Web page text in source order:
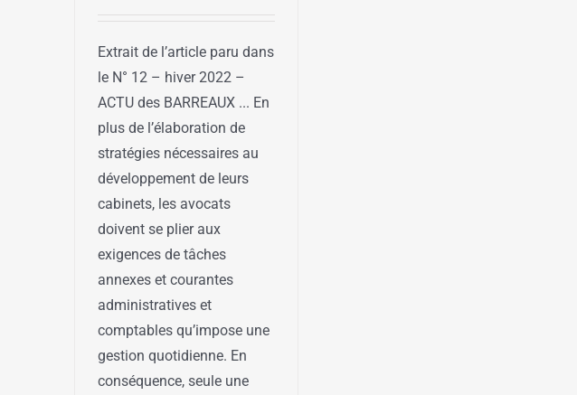
Extrait de l’article paru dans
le N° 12 – hiver 2022 –
ACTU des BARREAUX ... En
plus de l’élaboration de
stratégies nécessaires au
développement de leurs
cabinets, les avocats
doivent se plier aux
exigences de tâches
annexes et courantes
administratives et
comptables qu’impose une
gestion quotidienne. En
conséquence, seule une